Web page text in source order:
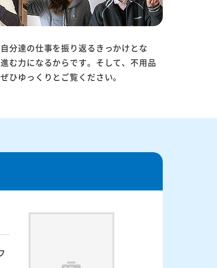
分達の仕事を振り返るきっかけとな
む力になるからです。そして、不用品
ゆっくりとご覧ください。